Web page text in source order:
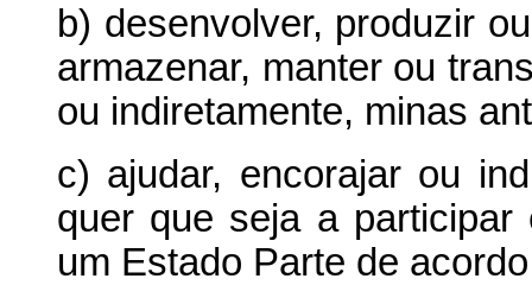
b) desenvolver, produzir
armazenar, manter ou
ou indiretamente, minas
c) ajudar, encorajar ou
quer que seja a participar
um Estado Parte de